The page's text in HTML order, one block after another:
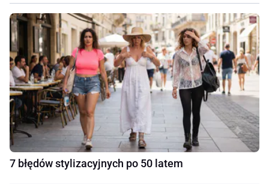
7 błędów stylizacyjnych po 50 latem